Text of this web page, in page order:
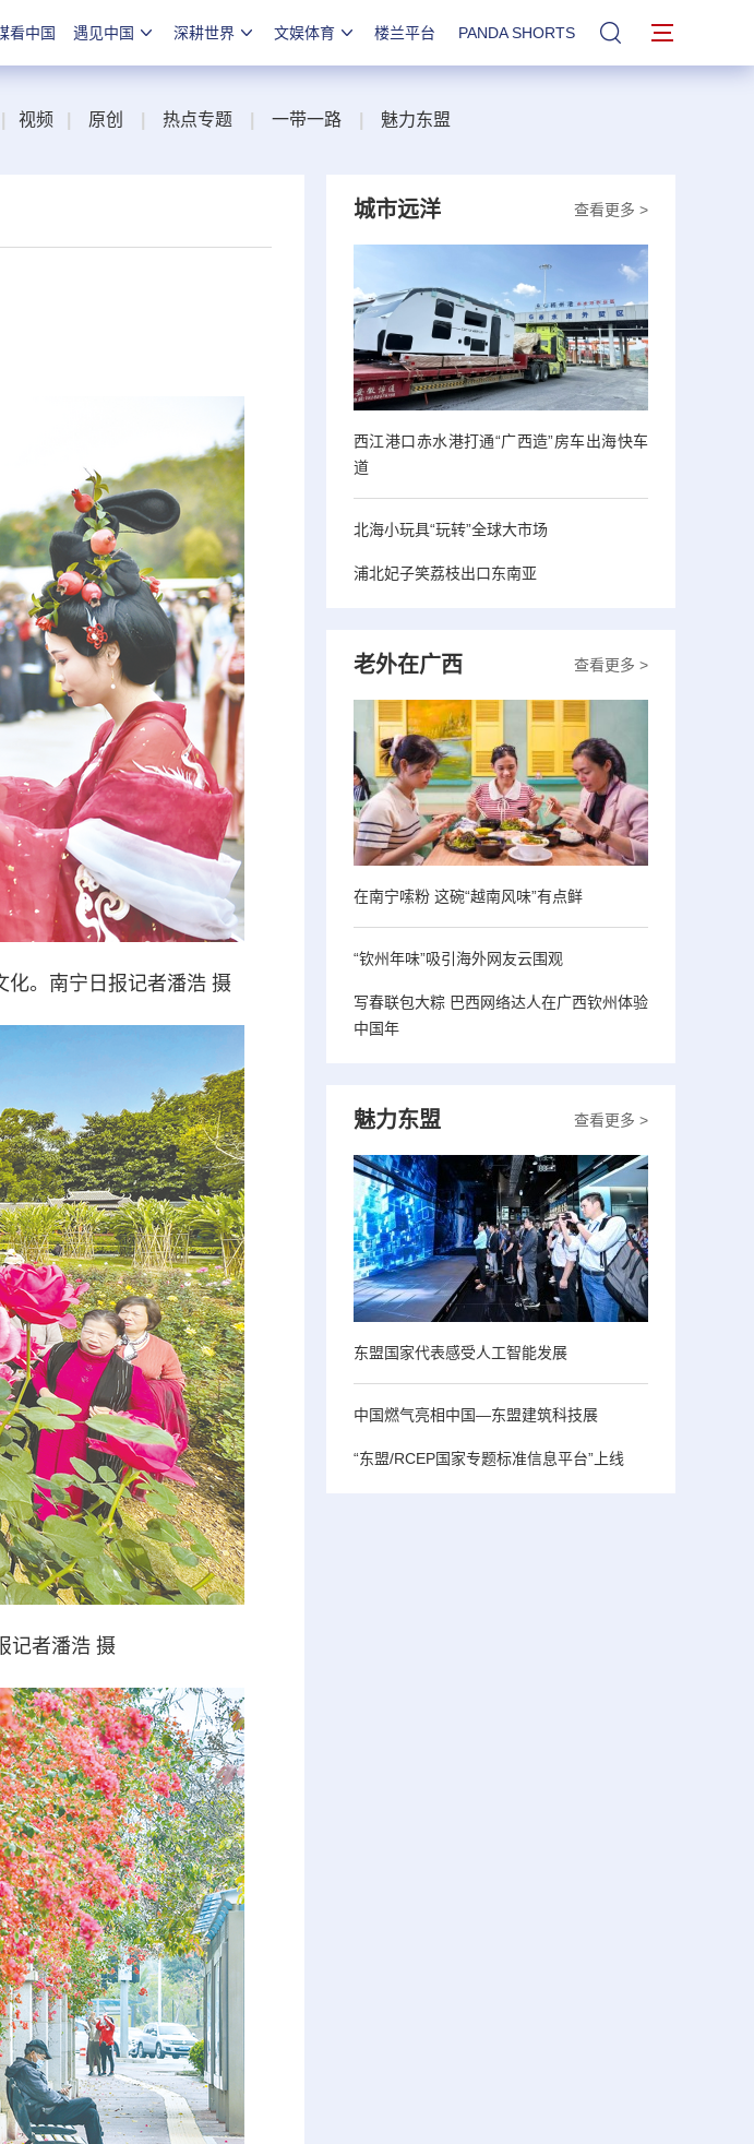
看中国 遇见中国 深耕世界 文娱体育 楼兰平台 PANDA SHORTS 站内搜索
视频 原创 热点专题 一带一路 魅力东盟
化。南宁日报记者潘浩 摄
记者潘浩 摄
查看更多 >
城市远洋
西江港口赤水港打通“广西造”房车出海快车
道
北海小玩具“玩转”全球大市场
浦北妃子笑荔枝出口东南亚
查看更多 >
老外在广西
在南宁嗦粉 这碗“越南风味”有点鲜
“钦州年味”吸引海外网友云围观
写春联包大粽 巴西网络达人在广西钦州体验
中国年
查看更多 >
魅力东盟
东盟国家代表感受人工智能发展
中国燃气亮相中国—东盟建筑科技展
“东盟/RCEP国家专题标准信息平台”上线